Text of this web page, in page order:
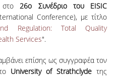
E-ΓΡΑΜΜΑΤΕΙΑ
WEB-OUTLOOK
EDUPORTAL
στο26ο Συνέδριοτου EISIC
Conference), με τίτλο
Regulation: Total Quality
Services".
επίσης ως συγγραφέα τον
University of Strathclyde της